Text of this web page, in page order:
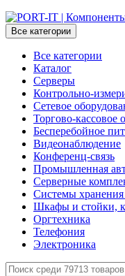
Все категории
Все категории
Каталог
Серверы
Контрольно-
Сетевое
Торгово-кассовое
Бесперебойное
Видеонаблюдение
Конференц-связь
Промышленная
Серверные
Системы
Шкафы и стойки,
Оргтехника
Телефония
Электроника